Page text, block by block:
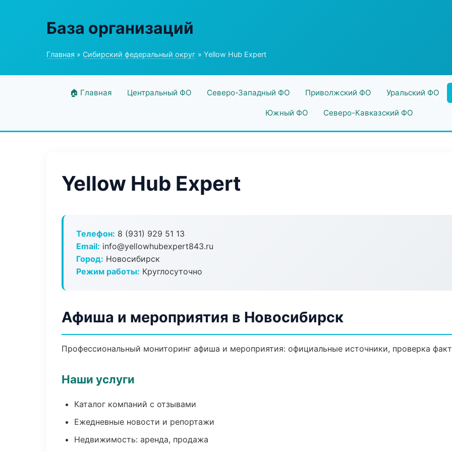
База организаций
Главная » Сибирский федеральный округ » Yellow Hub Expert
🏠 Главная Центральный ФО Северо-Западный ФО Приволжский ФО Уральский ФО
Южный ФО Северо-Кавказский ФО
Yellow Hub Expert
Телефон: 8 (931) 929 51 13
Email: info@yellowhubexpert843.ru
Город: Новосибирск
Режим работы: Круглосуточно
Афиша и мероприятия в Новосибирск
Профессиональный мониторинг афиша и мероприятия: официальные источники, проверка
Наши услуги
Каталог компаний с отзывами
Ежедневные новости и репортажи
Недвижимость: аренда, продажа